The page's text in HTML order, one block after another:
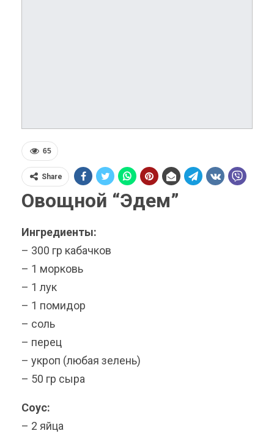
65
Share
Овощной “Эдем”
Ингредиенты:
– 300 гр кабачков
– 1 морковь
– 1 лук
– 1 помидор
– соль
– перец
– укроп (любая зелень)
– 50 гр сыра
Соус:
– 2 яйца